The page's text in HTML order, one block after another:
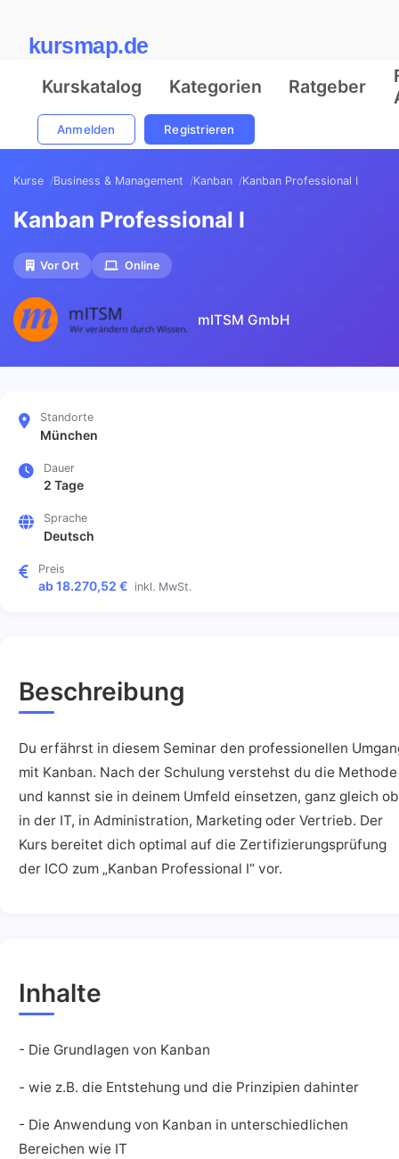
kursmap.de
Kurskatalog Kategorien Ratgeber
Anmelden Registrieren
Kurse Business & Management Kanban Kanban Professional I
Kanban Professional I
Vor Ort Online
mITSM GmbH
Standorte
München
Dauer
2 Tage
Sprache
Deutsch
Preis
ab 18.270,52 € inkl. MwSt.
Beschreibung
Du erfährst in diesem Seminar den professionellen
mit Kanban. Nach der Schulung verstehst du die Methode
und kannst sie in deinem Umfeld einsetzen, ganz gleich ob
in der IT, in Administration, Marketing oder Vertrieb. Der
Kurs bereitet dich optimal auf die Zertifizierungsprüfung
der ICO zum „Kanban Professional I“ vor.
Inhalte
- Die Grundlagen von Kanban
- wie z.B. die Entstehung und die Prinzipien dahinter
- Die Anwendung von Kanban in unterschiedlichen
Bereichen wie IT